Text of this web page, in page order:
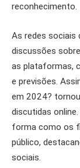
reconhecimento.
As redes sociais
discussões
as plataformas,
e previsões.
em 2024?
discutidas
forma como os
público,
sociais.